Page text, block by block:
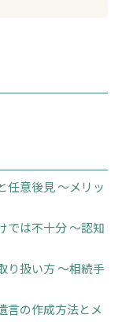
任意後見 〜メリッ
では不十分 〜認知
り扱い方 〜相続手
言の作成方法とメ